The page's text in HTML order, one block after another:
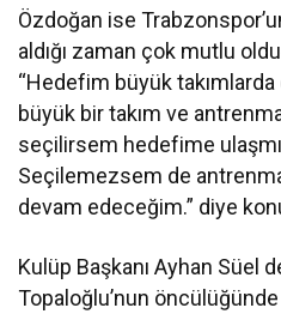
Özdoğan ise
aldığı zaman çok mutlu
“Hedefim büyük
büyük bir takım ve
seçilirsem hedefime
Seçilemezsem de
devam edeceğim.” diye
Kulüp Başkanı Ayhan Süel
Topaloğlu’nun